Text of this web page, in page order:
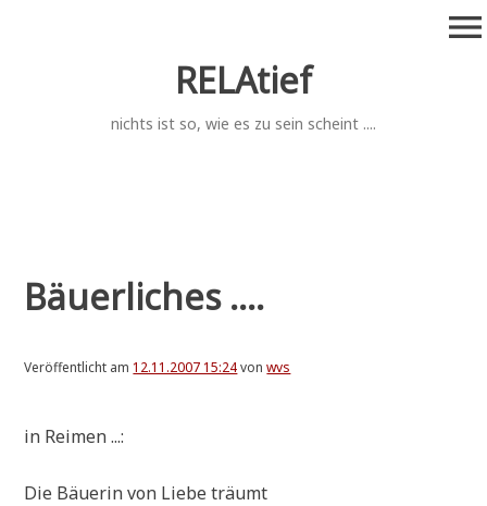
RELAtief
nichts ist so, wie es zu sein scheint ....
menu
Bäuerliches ....
Veröffentlicht am 12.11.2007 15:24vonwvs
in Rei­men ...:
Die Bäue­rin von Lie­be träumt